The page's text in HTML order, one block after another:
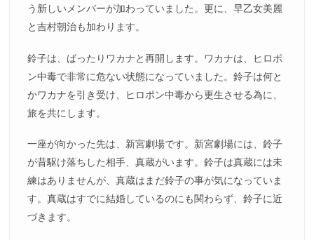
う新しいメンバーが加わっていました。更に、早乙女美麗
と吉村朝治も加わります。
鈴子は、ばったりワカナと再開します。ワカナは、ヒロポ
ン中毒で非常に危ない状態になっていました。鈴子は何と
かワカナを引き受け、ヒロポン中毒から更生させる為に、
旅を共にします。
一座が向かった先は、新宮劇場です。新宮劇場には、鈴子
が昔駆け落ちした相手、真蔵がいます。鈴子は真蔵には未
練はありませんが、真蔵はまだ鈴子の事が気になっていま
す。真蔵はすでに結婚しているのにも関わらず、鈴子に近
づきます。